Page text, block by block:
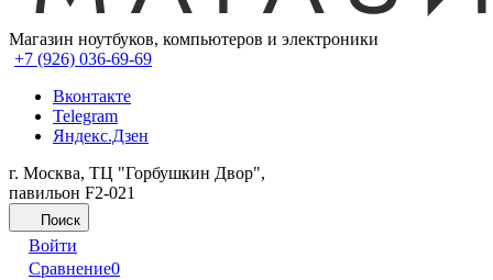
Магазин ноутбуков, компьютеров и электроники
+7 (926) 036-69-69
Вконтакте
Telegram
Яндекс.Дзен
г. Москва, ТЦ "Горбушкин Двор",
павильон F2-021
Поиск
Войти
Сравнение0